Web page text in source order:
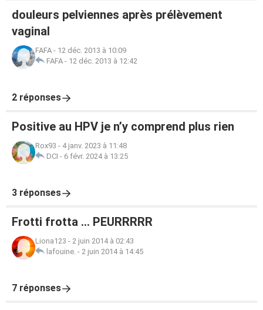
douleurs pelviennes après prélèvement
vaginal
FAFA - 12 déc. 2013 à 10:09
FAFA - 12 déc. 2013 à 12:42
2 réponses
Positive au HPV je n’y comprend plus rien
Rox93 - 4 janv. 2023 à 11:48
DCI - 6 févr. 2024 à 13:25
3 réponses
Frotti frotta ... PEURRRRR
Liona123 - 2 juin 2014 à 02:43
lafouine. - 2 juin 2014 à 14:45
7 réponses